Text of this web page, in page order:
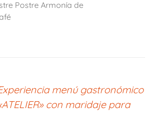
Postre Armonía de
menú gastronómico
con maridaje para